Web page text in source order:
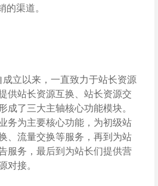
渠道。
立以来，一直致力于站长资源
供站长资源互换、站长资源交
成了三大主轴核心功能模块。
务为主要核心功能，为初级站
、流量交换等服务，再到为站
服务，最后到为站长们提供营
对接。